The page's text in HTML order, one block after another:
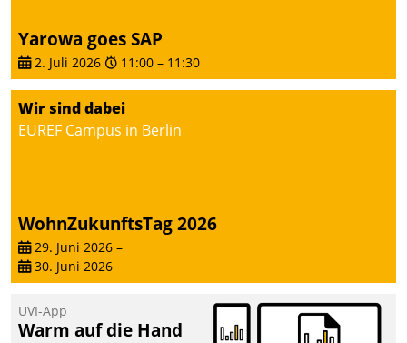
zielgerichtete
Mieterbefragungen – eine
starke Grundlage für
intelligente,
datengestützte
Entscheidungen.
Yarowa goes SAP
2. Juli 2026 11:00 – 11:30
Wir sind dabei
EUREF Campus in Berlin
WohnZukunftsTag 2026
29. Juni 2026 –
30. Juni 2026
UVI-App
Warm auf die Hand